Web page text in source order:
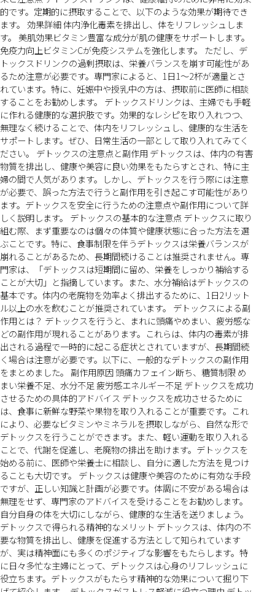
的です。定期的に摂取することで、以下のような効果が期待でき
ます。 効果詳細 体内浄化毒素を排出し、体をリフレッシュしま
す。 美肌効果ビタミン豊富な成分が肌の健康をサポートします。
免疫力向上ビタミンCが免疫システムを強化します。 ただし、デ
トックスドリンクの過剰摂取は、栄養バランスを崩す可能性があ
るため注意が必要です。専門家によると、1日1〜2杯が適量とさ
れています。特に、妊娠中や授乳中の方は、摂取前に医師に相談
することをお勧めします。 デトックスドリンクは、主婦でも手軽
に作れる健康的な選択肢です。効果的なレシピを取り入れつつ、
無理なく続けることで、体内をリフレッシュし、健康的な生活を
サポートします。ぜひ、日常生活の一部として取り入れてみてく
ださい。 デトックスの注意点と副作用 デトックスは、体内の有害
物質を排出し、健康や美容に良い効果をもたらすとされ、特に主
婦の間で人気があります。しかし、デトックスを行う際には注意
が必要で、誤った方法で行うと副作用を引き起こす可能性があり
ます。デトックスを安全に行うための注意点や副作用について詳
しく説明します。 デトックスの基本的な注意点 デトックスに取り
組む際、まず重要なのは個々の体質や健康状態に合った方法を選
ぶことです。特に、食事制限を伴うデトックスは栄養バランスが
崩れることがあるため、長期間続けることは推奨されません。専
門家は、「デトックスは短期間に留め、栄養をしっかり補給する
ことが大切」と指摘しています。また、水分補給はデトックスの
基本です。体内の老廃物を効率よく排出するために、1日2リット
ル以上の水を飲むことが推奨されています。 デトックスによる副
作用とは？ デトックスを行うと、まれに頭痛やめまい、疲労感な
どの副作用が現れることがあります。これらは、体内の毒素が排
出される過程で一時的に起こる症状とされていますが、長期間続
く場合は注意が必要です。以下に、一般的なデトックスの副作用
をまとめました。 副作用原因 頭痛カフェイン断ち、糖質制限 め
まい栄養不足、水分不足 疲労感エネルギー不足 デトックスを成功
させるための具体的アドバイス デトックスを成功させるために
は、食事に新鮮な野菜や果物を取り入れることが重要です。これ
により、必要なビタミンやミネラルを摂取しながら、自然な形で
デトックスを行うことができます。また、軽い運動を取り入れる
ことで、代謝を促進し、老廃物の排出を助けます。デトックスを
始める前に、医師や栄養士に相談し、自分に適した方法を見つけ
ることも大切です。 デトックスは健康や美容のために有効な手段
ですが、正しい知識と計画が必要です。体調に不安がある場合は
無理をせず、専門家のアドバイスを受けることをお勧めします。
自分自身の体を大切にしながら、健康的な生活を送りましょう。
デトックスで得られる精神的なメリット デトックスは、体内の不
要な物質を排出し、健康を促進する方法として知られています
が、実は精神面にも多くのポジティブな影響をもたらします。特
に日々多忙な主婦にとって、デトックスは心身のリフレッシュに
役立ちます。デトックスがもたらす精神的な効果について掘り下